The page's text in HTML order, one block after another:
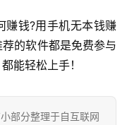
赚钱?用手机无本钱赚
的软件都是免费参与
能轻松上手！
部分整理于自互联网